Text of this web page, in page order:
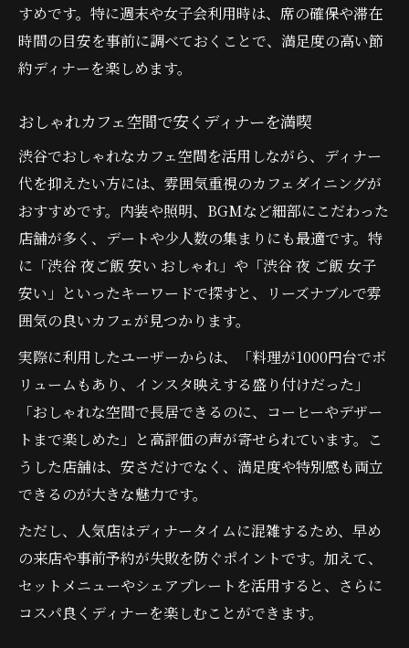
すめです。特に週末や女子会利用時は、席の確保や滞在
時間の目安を事前に調べておくことで、満足度の高い節
約ディナーを楽しめます。
おしゃれカフェ空間で安くディナーを満喫
渋谷でおしゃれなカフェ空間を活用しながら、ディナー
代を抑えたい方には、雰囲気重視のカフェダイニングが
おすすめです。内装や照明、BGMなど細部にこだわった
店舗が多く、デートや少人数の集まりにも最適です。特
に「渋谷 夜ご飯 安い おしゃれ」や「渋谷 夜 ご飯 女子
安い」といったキーワードで探すと、リーズナブルで雰
囲気の良いカフェが見つかります。
実際に利用したユーザーからは、「料理が1000円台でボ
リュームもあり、インスタ映えする盛り付けだった」
「おしゃれな空間で長居できるのに、コーヒーやデザー
トまで楽しめた」と高評価の声が寄せられています。こ
うした店舗は、安さだけでなく、満足度や特別感も両立
できるのが大きな魅力です。
ただし、人気店はディナータイムに混雑するため、早め
の来店や事前予約が失敗を防ぐポイントです。加えて、
セットメニューやシェアプレートを活用すると、さらに
コスパ良くディナーを楽しむことができます。